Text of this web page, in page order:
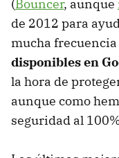
(Bouncer, aunque
de 2012 para
mucha frecuencia
disponibles en
la hora de
aunque como
seguridad al